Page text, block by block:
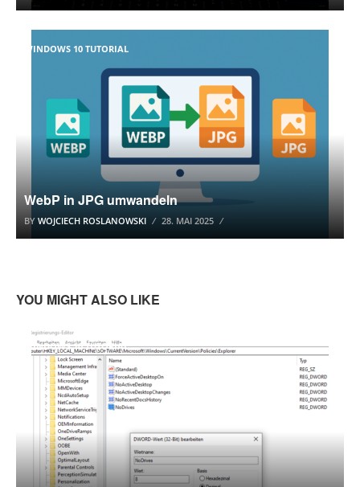
WINDOWS 10 TUTORIAL
WebP in JPG umwandeln
BY WOJCIECH ROSLANOWSKI 28. MAI 2025
YOU MIGHT ALSO LIKE
WINDOWS 10 TUTORIAL